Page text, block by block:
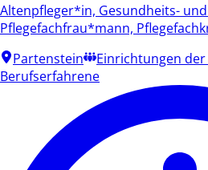
Altenpfleger*in, Gesundheits-
Pflegefachfrau*mann,
Partenstein
Einrichtungen
Berufserfahrene